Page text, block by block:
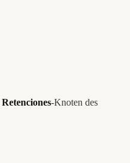
Retenciones-Knoten des